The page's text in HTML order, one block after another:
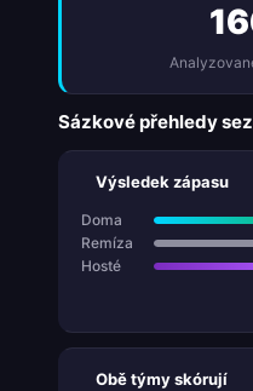
Sázkové přehledy
Výsledek zápasu
Doma
Remíza
Hosté
Obě týmy skórují